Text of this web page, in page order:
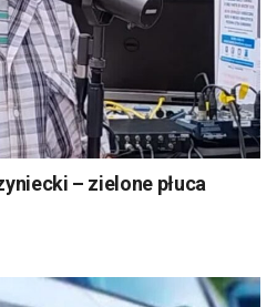
– zielone płuca